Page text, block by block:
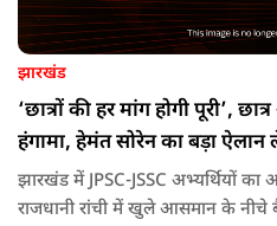
झारखंड
‘छात्रों की हर मांग होगी पूरी’,
हंगामा, हेमंत सोरेन का बड़ा ऐलान
झारखंड में JPSC-JSSC अभ्यर्थियों का
राजधानी रांची में खुले आसमान के नीचे